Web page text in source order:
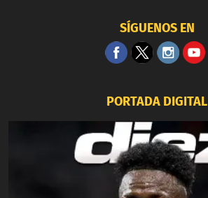
SÍGUENOS EN
PORTADA DIGITAL